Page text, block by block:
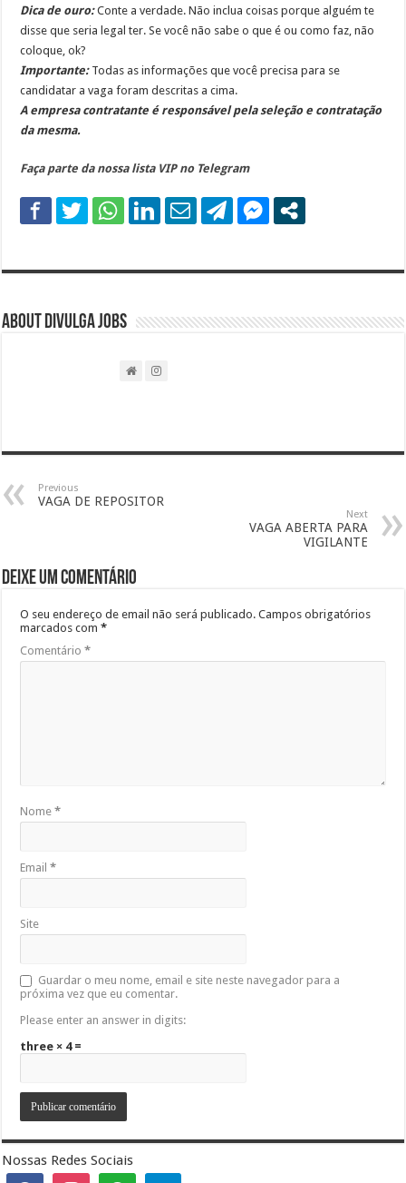
Dica de ouro: Conte a verdade. Não inclua coisas porque alguém te
disse que seria legal ter. Se você não sabe o que é ou como faz, não
coloque, ok?
Importante:Todas as informações que você precisa para se
candidatar a vaga foram descritas a cima.
A empresa contratante é responsável pela seleção e contratação
da mesma.
Faça parte da nossa lista VIP no Telegram
About DIVULGA JOBS
Previous
VAGA DE REPOSITOR
Next
VAGA ABERTA PARA
VIGILANTE
Deixe um comentário
O seu endereço de email não será publicado. Campos obrigatórios
marcados com*
Comentário*
Nome*
Email*
Site
Guardar o meu nome, email e site neste navegador para a
próxima vez que eu comentar.
Please enter an answer in digits:
three × 4 =
Nossas Redes Sociais